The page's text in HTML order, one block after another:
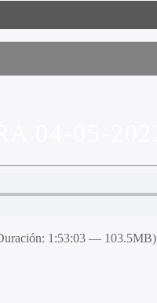
1:53:03 — 103.5MB)